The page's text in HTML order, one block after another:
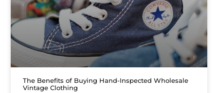
The Benefits of Buying Hand-Inspected Wholesale
Vintage Clothing